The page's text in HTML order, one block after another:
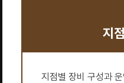
지
지점별 장비 구성과